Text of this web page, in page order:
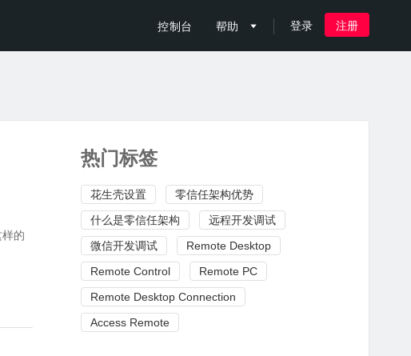
控制台 帮助  登录 注册
热门标签
花生壳设置
零信任架构优势
什么是零信任架构
远程开发调试
微信开发调试
Remote Desktop
Remote Control
Remote PC
Remote Desktop Connection
Access Remote
的